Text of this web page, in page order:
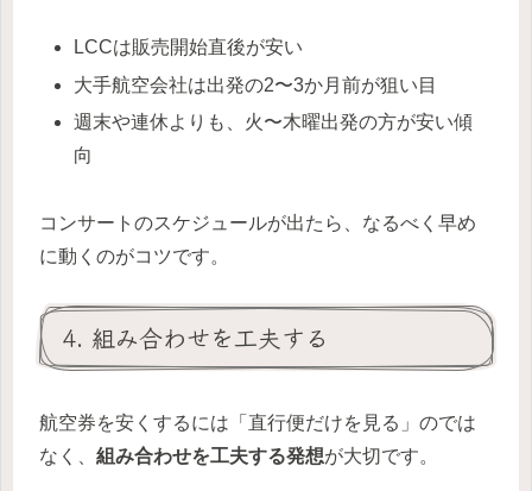
LCCは販売開始直後が安い
大手航空会社は出発の2〜3か月前が狙い目
週末や連休よりも、火〜木曜出発の方が安い傾
向
コンサートのスケジュールが出たら、なるべく早め
に動くのがコツです。
4. 組み合わせを工夫する
航空券を安くするには「直行便だけを見る」のでは
なく、 組み合わせを工夫する発想が大切です。